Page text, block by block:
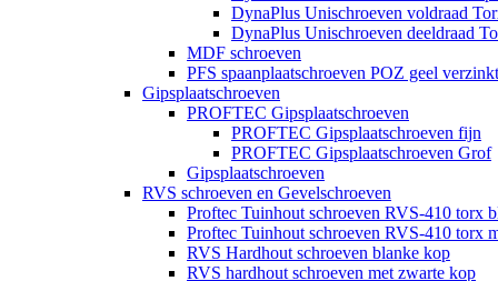
DynaPlus Unischroeven voldraad
DynaPlus Unischroeven deeldraad
MDF schroeven
PFS spaanplaatschroeven POZ geel verzinkt
Gipsplaatschroeven
PROFTEC Gipsplaatschroeven
PROFTEC Gipsplaatschroeven fijn
PROFTEC Gipsplaatschroeven Grof
Gipsplaatschroeven
RVS schroeven en Gevelschroeven
Proftec Tuinhout schroeven RVS-410 torx
Proftec Tuinhout schroeven RVS-410 torx
RVS Hardhout schroeven blanke kop
RVS hardhout schroeven met zwarte kop